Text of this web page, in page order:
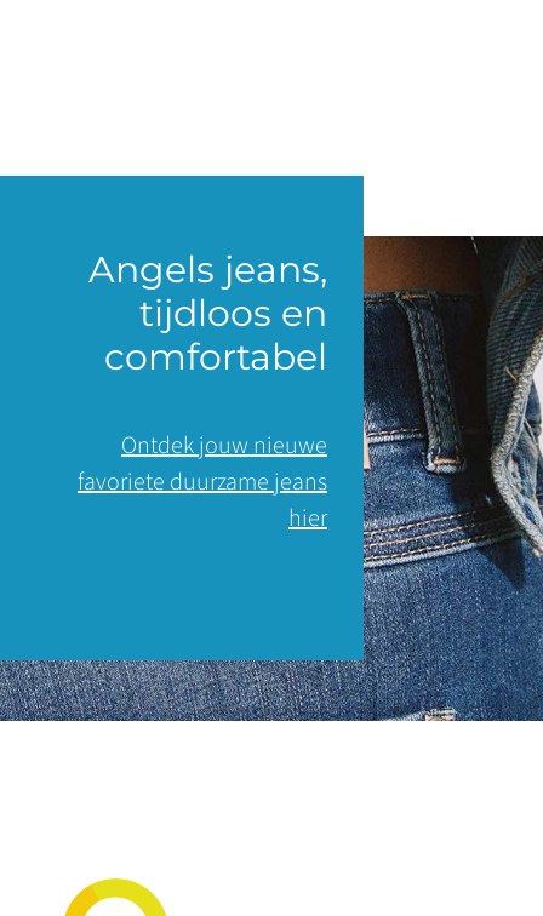
Angels jeans,
tijdloos en
comfortabel
Ontdek jouw nieuwe
favoriete duurzame jeans
hier